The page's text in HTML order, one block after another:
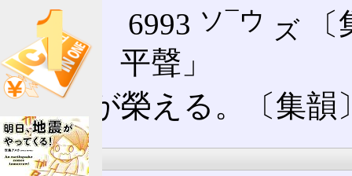
【孮】 6993 ソ¯ウ ズ
「冬󠄀、平聲」
子孫が榮える。〔集韻
康熙字典